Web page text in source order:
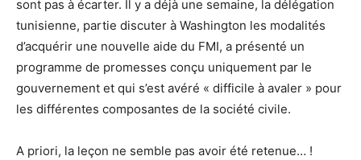
sont pas à écarter. Il y a déjà une semaine, la délégation
tunisienne, partie discuter à Washington les modalités
d’acquérir une nouvelle aide du FMI, a présenté un
programme de promesses conçu uniquement par le
gouvernement et qui s’est avéré « difficile à avaler » pour
les différentes composantes de la société civile.
A priori, la leçon ne semble pas avoir été retenue… !